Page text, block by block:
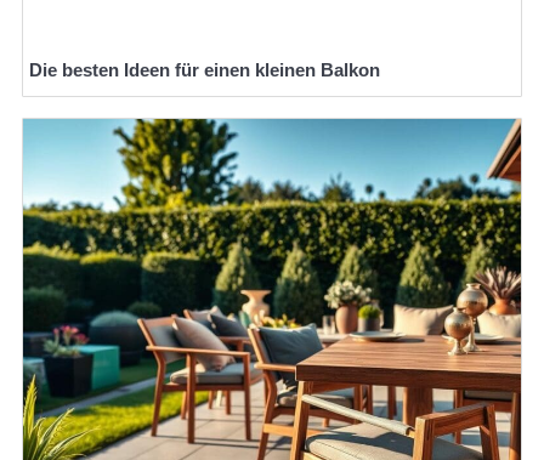
Die besten Ideen für einen kleinen Balkon